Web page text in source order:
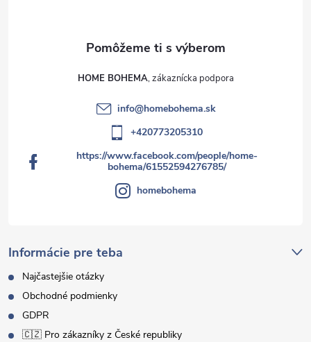
Informácie pre teba
Najčastejšie otázky
Obchodné podmienky
GDPR
🇨🇿 Pro zákazníky z České republiky
HOME BOHEMA
info@homebohema.sk
+420773205310
https://www.facebook.com/people/home-
bohema/61552594276785/
homebohema